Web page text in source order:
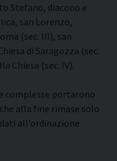
Stefano, diacono e
san Lorenzo,
(sec. III), san
di Saragozza (sec.
Chiesa (sec. IV).
complesse portarono
alla fine rimase solo
all’ordinazione